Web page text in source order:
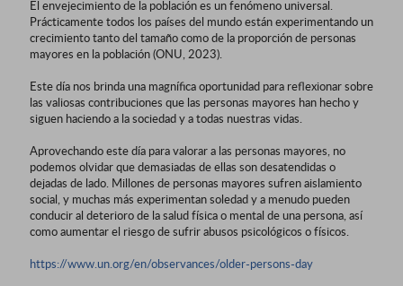
El envejecimiento de la población es un fenómeno universal.
Prácticamente todos los países del mundo están experimentando un
crecimiento tanto del tamaño como de la proporción de personas
mayores en la población (ONU, 2023).
Este día nos brinda una magnífica oportunidad para reflexionar sobre
las valiosas contribuciones que las personas mayores han hecho y
siguen haciendo a la sociedad y a todas nuestras vidas.
Aprovechando este día para valorar a las personas mayores, no
podemos olvidar que demasiadas de ellas son desatendidas o
dejadas de lado. Millones de personas mayores sufren aislamiento
social, y muchas más experimentan soledad y a menudo pueden
conducir al deterioro de la salud física o mental de una persona, así
como aumentar el riesgo de sufrir abusos psicológicos o físicos.
https://www.un.org/en/observances/older-persons-day